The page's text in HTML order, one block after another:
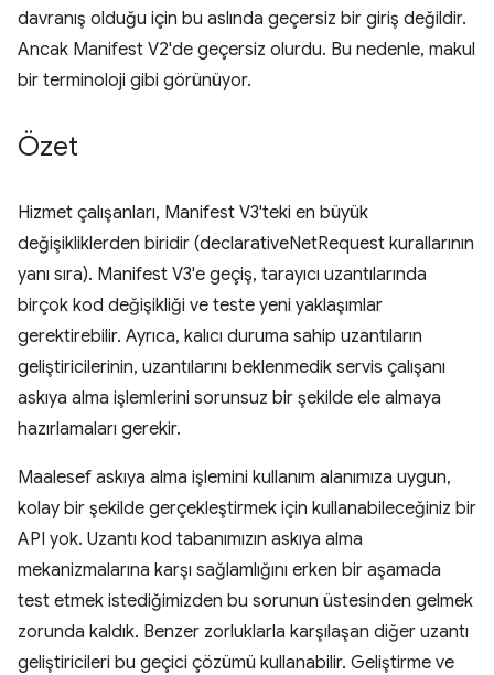
davranış olduğu için bu aslında geçersiz bir giriş değildir.
Ancak Manifest V2'de geçersiz olurdu. Bu nedenle, makul
bir terminoloji gibi görünüyor.
Özet
Hizmet çalışanları, Manifest V3'teki en büyük
değişikliklerden biridir (declarativeNetRequest kurallarının
yanı sıra). Manifest V3'e geçiş, tarayıcı uzantılarında
birçok kod değişikliği ve teste yeni yaklaşımlar
gerektirebilir. Ayrıca, kalıcı duruma sahip uzantıların
geliştiricilerinin, uzantılarını beklenmedik servis çalışanı
askıya alma işlemlerini sorunsuz bir şekilde ele almaya
hazırlamaları gerekir.
Maalesef askıya alma işlemini kullanım alanımıza uygun,
kolay bir şekilde gerçekleştirmek için kullanabileceğiniz bir
API yok. Uzantı kod tabanımızın askıya alma
mekanizmalarına karşı sağlamlığını erken bir aşamada
test etmek istediğimizden bu sorunun üstesinden gelmek
zorunda kaldık. Benzer zorluklarla karşılaşan diğer uzantı
geliştiricileri bu geçici çözümü kullanabilir. Geliştirme ve